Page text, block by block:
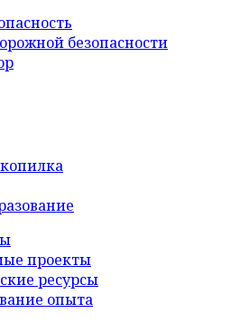
безопасности
проекты
ресурсы
опыта